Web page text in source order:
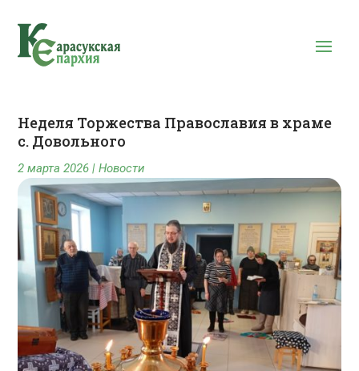
Неделя Торжества Православия в храме
с. Довольного
2 марта 2026 |Новости